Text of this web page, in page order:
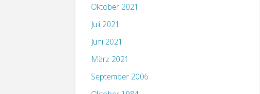
Oktober 2021
Juli 2021
Juni 2021
März 2021
September 2006